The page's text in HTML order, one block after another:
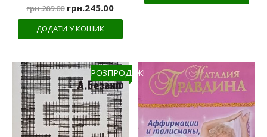
грн.289.00 грн.245.00
ДОДАТИ У КОШИК
РОЗПРОДАЖ!